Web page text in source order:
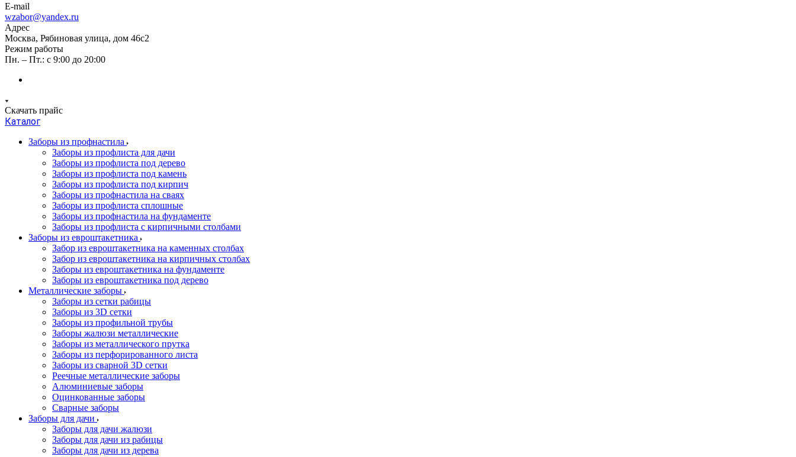
E-mail
wzabor@yandex.ru
Адрес
Москва, Рябиновая улица, дом 46с2
Режим работы
Пн. – Пт.: с 9:00 до 20:00
Скачать прайс
Каталог
Заборы из профнастила
Заборы из профлиста для дачи
Заборы из профлиста под дерево
Заборы из профлиста под камень
Заборы из профлиста под кирпич
Заборы из профнастила на сваях
Заборы из профлиста сплошные
Заборы из профнастила на фундаменте
Заборы из профлиста с кирпичными столбами
Заборы из евроштакетника
Забор из евроштакетника на каменных столбах
Забор из евроштакетника на кирпичных столбах
Заборы из евроштакетника на фундаменте
Заборы из евроштакетника под дерево
Металлические заборы
Заборы из сетки рабицы
Заборы из 3D сетки
Заборы из профильной трубы
Заборы жалюзи металлические
Заборы из металлического прутка
Заборы из перфорированного листа
Заборы из сварной 3D сетки
Реечные металлические заборы
Алюминиевые заборы
Оцинкованные заборы
Сварные заборы
Заборы для дачи
Заборы для дачи жалюзи
Заборы для дачи из рабицы
Заборы для дачи из дерева